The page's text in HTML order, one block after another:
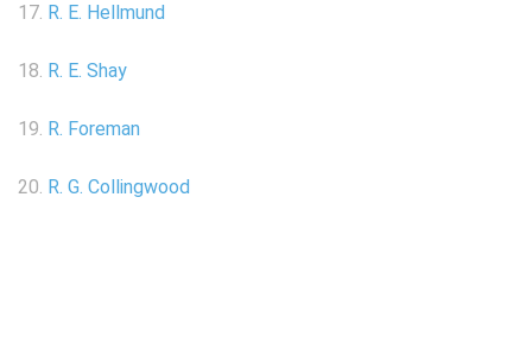
17. R. E. Hellmund
18. R. E. Shay
19. R. Foreman
20. R. G. Collingwood